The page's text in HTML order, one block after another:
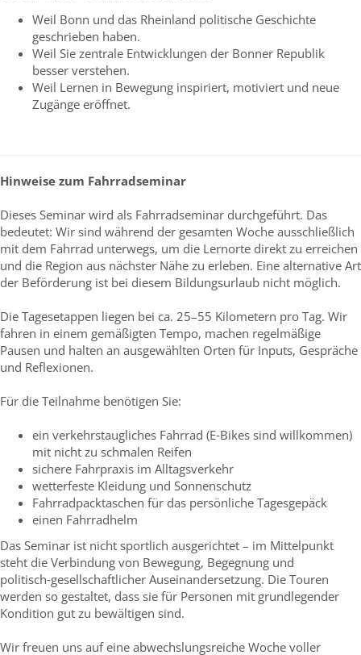
Weil Bonn und das Rheinland politische Geschichte
geschrieben haben.
Weil Sie zentrale Entwicklungen der Bonner Republik
besser verstehen.
Weil Lernen in Bewegung inspiriert, motiviert und neue
Zugänge eröffnet.
Hinweise zum Fahrradseminar
Dieses Seminar wird als Fahrradseminar durchgeführt. Das
bedeutet: Wir sind während der gesamten Woche ausschließlich
mit dem Fahrrad unterwegs, um die Lernorte direkt zu erreichen
und die Region aus nächster Nähe zu erleben. Eine alternative Art
der Beförderung ist bei diesem Bildungsurlaub nicht möglich.
Die Tagesetappen liegen bei ca. 25–55 Kilometern pro Tag. Wir
fahren in einem gemäßigten Tempo, machen regelmäßige
Pausen und halten an ausgewählten Orten für Inputs, Gespräche
und Reflexionen.
Für die Teilnahme benötigen Sie:
ein verkehrstaugliches Fahrrad (E‑Bikes sind willkommen)
mit nicht zu schmalen Reifen
sichere Fahrpraxis im Alltagsverkehr
wetterfeste Kleidung und Sonnenschutz
Fahrradpacktaschen für das persönliche Tagesgepäck
einen Fahrradhelm
Das Seminar ist nicht sportlich ausgerichtet – im Mittelpunkt
steht die Verbindung von Bewegung, Begegnung und
politisch‑gesellschaftlicher Auseinandersetzung. Die Touren
werden so gestaltet, dass sie für Personen mit grundlegender
Kondition gut zu bewältigen sind.
Wir freuen uns auf eine abwechslungsreiche Woche voller